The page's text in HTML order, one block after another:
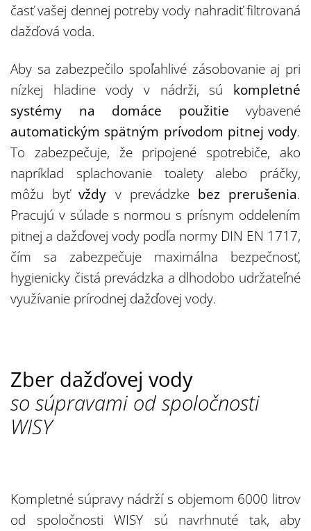
časť vašej dennej potreby vody nahradiť filtrovaná
dažďová voda.
Aby sa zabezpečilo spoľahlivé zásobovanie aj pri
nízkej hladine vody v nádrži, sú kompletné
systémy na domáce použitie vybavené
automatickým spätným prívodom pitnej vody.
To zabezpečuje, že pripojené spotrebiče, ako
napríklad splachovanie toalety alebo práčky,
môžu byťvždy v prevádzke bez prerušenia.
Pracujú v súlade s normou s prísnym oddelením
pitnej a dažďovej vody podľa normy DIN EN 1717,
čím sa zabezpečuje maximálna bezpečnosť,
hygienicky čistá prevádzka a dlhodobo udržateľné
využívanie prírodnej dažďovej vody.
Zber dažďovej vody
so súpravami od spoločnosti
WISY
Kompletné súpravy nádrží s objemom 6000 litrov
od spoločnosti WISY sú navrhnuté tak, aby